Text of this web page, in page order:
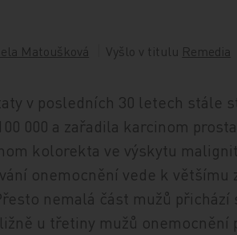
Matoušková Vyšlo v titulu Remedia
v posledních 30 letech stále
000 a zařadila karcinom
kolorekta ve výskytu
onemocnění vede k většímu
nemalá část mužů přichází
u třetiny mužů onemocnění